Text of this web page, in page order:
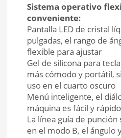
Sistema operativo
conveniente:
Pantalla LED de cristal
pulgadas, el rango de
flexible para ajustar
Gel de silicona para
más cómodo y portátil,
uso en el cuarto oscuro
Menú inteligente, el
máquina es fácil y
La línea guía de
en el modo B, el ángulo